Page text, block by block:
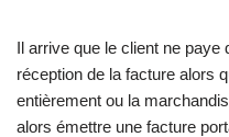
Il arrive que le client ne paye
réception de la facture alors
entièrement ou la
alors émettre une facture